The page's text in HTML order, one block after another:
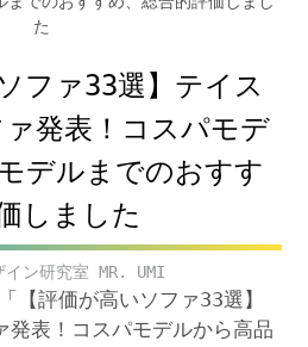
ファ33選】テイス
ァ発表！コスパモデ
デルまでのおすす
しました
イン研究室 MR. UMI
【評価が高いソファ33選】
発表！コスパモデルから高品